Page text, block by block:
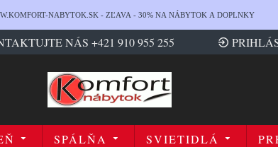
NABYTOK.SK - ZĽAVA - 30% NA NÁBYTOK A DOPLNKY
NÁS +421 910 955 255
SPÁLŇA SVIETIDLÁ